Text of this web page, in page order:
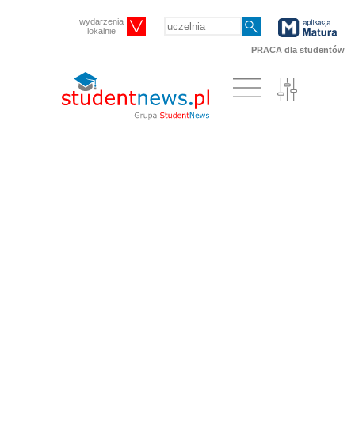
wydarzenia
lokalnie
PRACA dla studentów